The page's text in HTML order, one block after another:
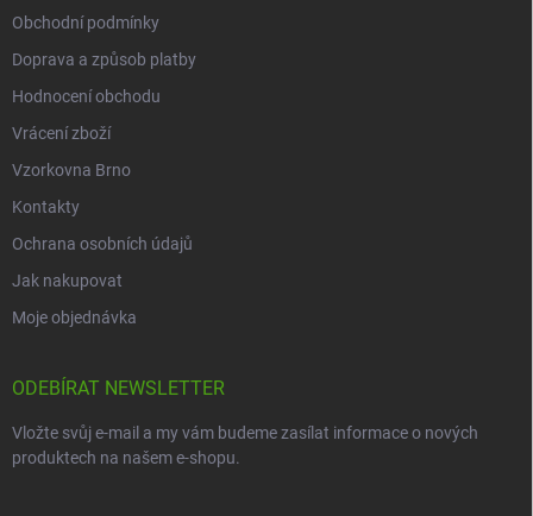
Obchodní podmínky
Doprava a způsob platby
Hodnocení obchodu
Vrácení zboží
Vzorkovna Brno
Kontakty
Ochrana osobních údajů
Jak nakupovat
Moje objednávka
ODEBÍRAT NEWSLETTER
Vložte svůj e-mail a my vám budeme zasílat informace o nových
produktech na našem e-shopu.